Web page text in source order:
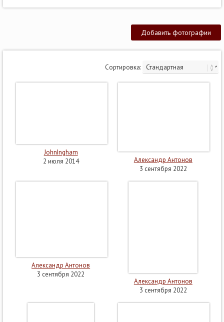
Добавить фотографии
Сортировка:
JohnIngham
2 июля 2014
Александр Антонов
3 сентября 2022
Александр Антонов
3 сентября 2022
Александр Антонов
3 сентября 2022